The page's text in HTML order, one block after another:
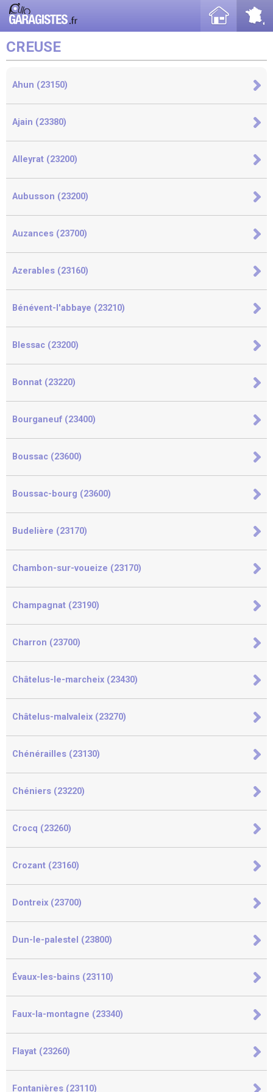
CREUSE
Ahun (23150)
Ajain (23380)
Alleyrat (23200)
Aubusson (23200)
Auzances (23700)
Azerables (23160)
Bénévent-l'abbaye (23210)
Blessac (23200)
Bonnat (23220)
Bourganeuf (23400)
Boussac (23600)
Boussac-bourg (23600)
Budelière (23170)
Chambon-sur-voueize (23170)
Champagnat (23190)
Charron (23700)
Châtelus-le-marcheix (23430)
Châtelus-malvaleix (23270)
Chénérailles (23130)
Chéniers (23220)
Crocq (23260)
Crozant (23160)
Dontreix (23700)
Dun-le-palestel (23800)
Évaux-les-bains (23110)
Faux-la-montagne (23340)
Flayat (23260)
Fontanières (23110)